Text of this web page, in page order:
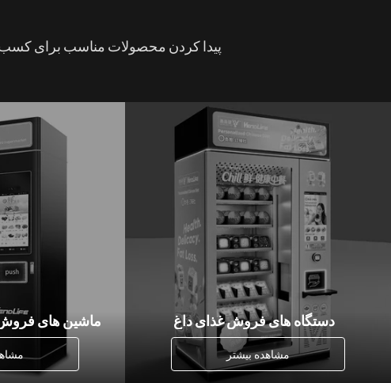
پیدا کردن محصولات مناسب برای کسب
دستگاه های فروش غذای داغ
مشاهده بیشتر